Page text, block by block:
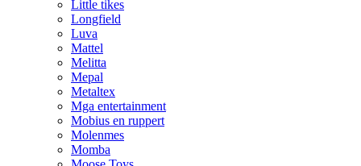
Little tikes
Longfield
Luva
Mattel
Melitta
Mepal
Metaltex
Mga entertainment
Mobius en ruppert
Molenmes
Momba